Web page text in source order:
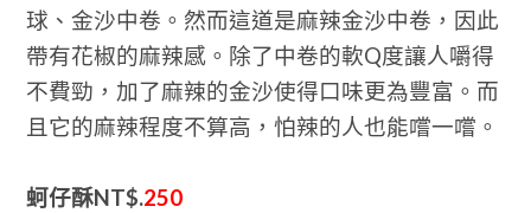
球、金沙中卷。然而這道是麻辣金沙中卷，因此
帶有花椒的麻辣感。除了中卷的軟Q度讓人嚼得
不費勁，加了麻辣的金沙使得口味更為豐富。而
且它的麻辣程度不算高，怕辣的人也能嚐一嚐。
蚵仔酥NT$.250